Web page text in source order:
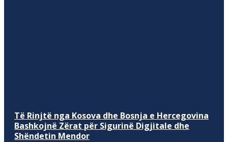
Të Rinjtë nga Kosova dhe Bosnja e Hercegovina
Bashkojnë Zërat për Sigurinë Digjitale dhe
Shëndetin Mendor